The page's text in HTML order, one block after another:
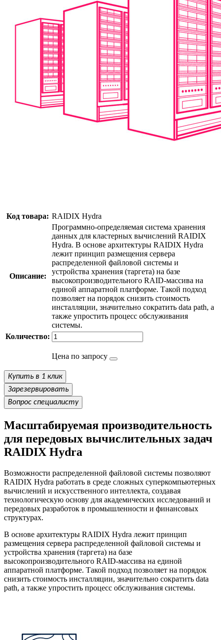
Код товара: RAIDIX Hydra
Описание:
Программно-определяемая система хранения
данных для кластерных вычислений RAIDIX
Hydra. В основе архитектуры RAIDIX Hydra
лежит принцип размещения сервера
распределенной файловой системы и
устройства хранения (таргета) на базе
высокопроизводительного RAID-массива на
единой аппаратной платформе. Такой подход
позволяет на порядок снизить стоимость
инсталляции, значительно сократить data path, а
также упростить процесс обслуживания
системы.
Количество:
Цена по запросу
Купить в 1 клик
Зарезервировать
Вопрос специалисту
Масштабируемая производительность
для передовых вычислительных задач
RAIDIX Hydra
Возможности распределенной файловой системы позволяют
RAIDIX Hydra работать в среде сложных суперкомпьютерных
вычислений и искусственного интеллекта, создавая
технологическую основу для академических исследований и
передовых разработок в промышленности и финансовых
структурах.
В основе архитектуры RAIDIX Hydra лежит принцип
размещения сервера распределенной файловой системы и
устройства хранения (таргета) на базе
высокопроизводительного RAID-массива на единой
аппаратной платформе. Такой подход позволяет на порядок
снизить стоимость инсталляции, значительно сократить data
path, а также упростить процесс обслуживания системы.